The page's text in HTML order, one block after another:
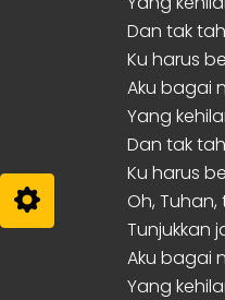
Dan tak
Ku harus
Aku bagai
Yang
Dan tak
Ku harus
Oh,
Tunjukkan
Aku bagai
Yang